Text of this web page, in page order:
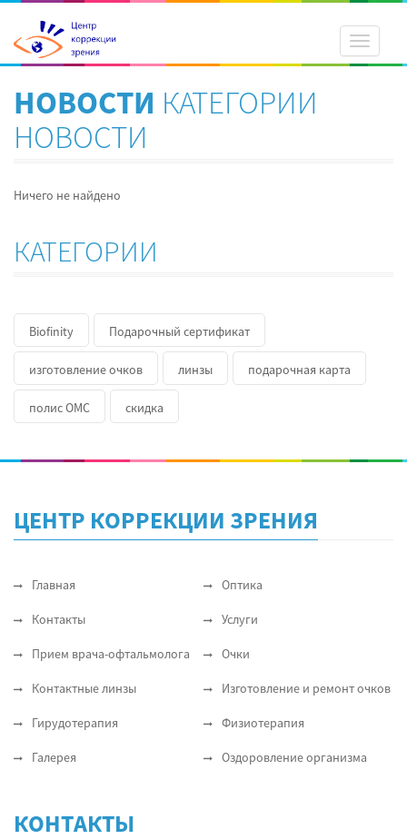
Toggle
НОВОСТИ КАТЕГОРИИ
НОВОСТИ
Ничего не найдено
КАТЕГОРИИ
Biofinity Подарочный сертификат
изготовление очков линзы подарочная карта
полис ОМС скидка
ЦЕНТР КОРРЕКЦИИ ЗРЕНИЯ
Главная Оптика
Контакты Услуги
Прием врача-офтальмолога Очки
Контактные линзы Изготовление и ремонт очков
Гирудотерапия Физиотерапия
Галерея Оздоровление организма
КОНТАКТЫ